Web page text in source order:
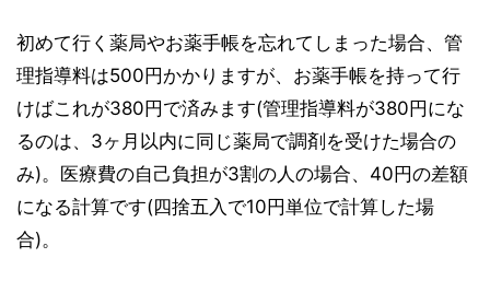
初めて行く薬局やお薬手帳を忘れてしまった場合、管
理指導料は500円かかりますが、お薬手帳を持って行
けばこれが380円で済みます(管理指導料が380円にな
るのは、3ヶ月以内に同じ薬局で調剤を受けた場合の
み)。医療費の自己負担が3割の人の場合、40円の差額
になる計算です(四捨五入で10円単位で計算した場
合)。